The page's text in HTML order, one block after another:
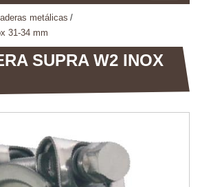
metálicas
31-34 mm
SUPRA W2 INOX